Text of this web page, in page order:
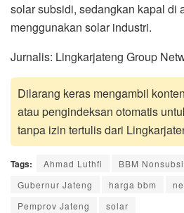
solar subsidi, sedangkan kapal di
menggunakan solar industri.
Jurnalis: Lingkarjateng Group
Dilarang keras mengambil
atau pengindeksan otomatis
tanpa izin tertulis dari
Tags: Ahmad Luthfi BBM
Gubernur Jateng
harga bbm
Pemprov Jateng
solar